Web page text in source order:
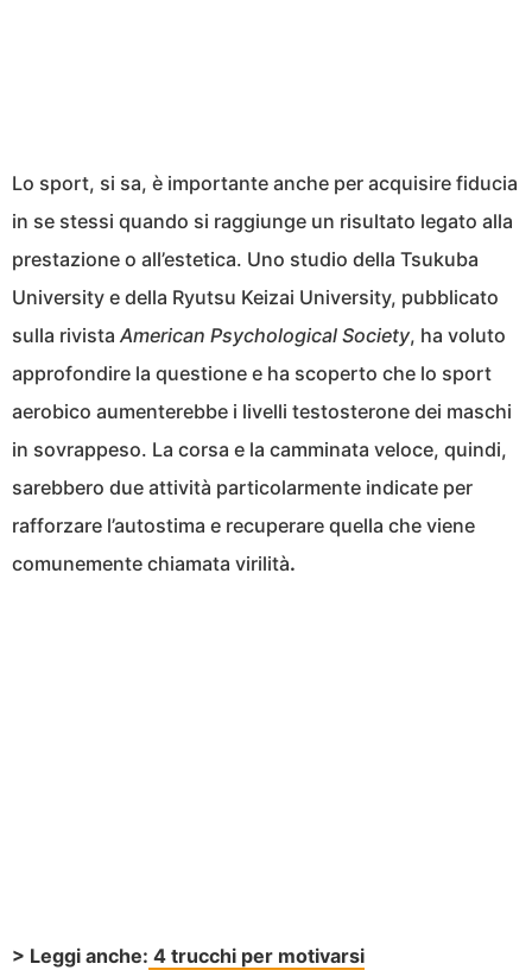
Lo sport, si sa, è importante anche per acquisire fiducia
in se stessi quando si raggiunge un risultato legato alla
prestazione o all’estetica. Uno studio della Tsukuba
University e della Ryutsu Keizai University, pubblicato
sulla rivista American Psychological Society, ha voluto
approfondire la questione e ha scoperto che lo sport
aerobico aumenterebbe i livelli testosterone dei maschi
in sovrappeso. La corsa e la camminata veloce, quindi,
sarebbero due attività particolarmente indicate per
rafforzare l’autostima e recuperare quella che viene
comunemente chiamata virilità.
> Leggi anche: 4 trucchi per motivarsi